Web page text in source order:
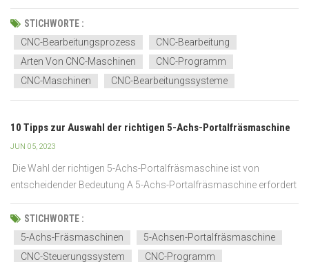
Mensch von früher hätte sich nicht einmal in seinen kühnsten
Träumen vorstellen können, dass diese Welt jemals in ein so
digitales Zeitalter eintreten würde, in dem Maschinen s...
STICHWORTE :
CNC-Bearbeitungsprozess
CNC-Bearbeitung
Arten Von CNC-Maschinen
CNC-Programm
CNC-Maschinen
CNC-Bearbeitungssysteme
10 Tipps zur Auswahl der richtigen 5-Achs-Portalfräsmaschine
JUN 05, 2023
Die Wahl der richtigen 5-Achs-Portalfräsmaschine ist von
entscheidender Bedeutung A 5-Achs-Portalfräsmaschine erfordert
einen erheblichen finanziellen Einsatz. Die Auswahl der Maschine,
die Ihren spezifischen Anforderungen am besten entspricht, kann
eine Herausforderung sein, da so viele...
STICHWORTE :
5-Achs-Fräsmaschinen
5-Achsen-Portalfräsmaschine
CNC-Steuerungssystem
CNC-Programm